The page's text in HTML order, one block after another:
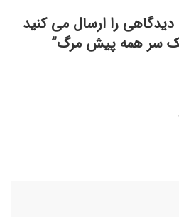
را ارسال می کنید
سر همه پیش مرگ”